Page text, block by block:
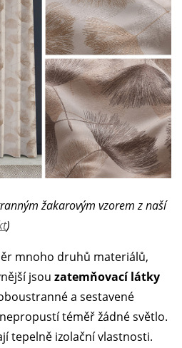
žakarovým vzorem z naší
)
mnoho druhů materiálů,
jsou zatemňovací látky
a sestavené
téměř žádné světlo.
tepelně izolační vlastnosti.